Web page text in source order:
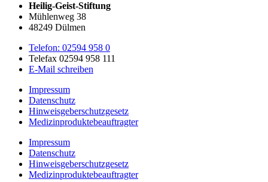
Heilig-Geist-Stiftung
Mühlenweg 38
48249 Dülmen
Telefon: 02594 958 0
Telefax 02594 958 111
E-Mail schreiben
Impressum
Datenschutz
Hinweisgeberschutzgesetz
Medizin­produkte­beauftragter
Impressum
Datenschutz
Hinweisgeberschutzgesetz
Medizin­produkte­beauftragter